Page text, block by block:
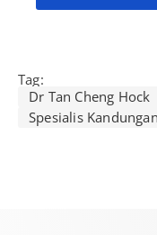
e
Tag:
Dr Tan Cheng Hock
Spesialis